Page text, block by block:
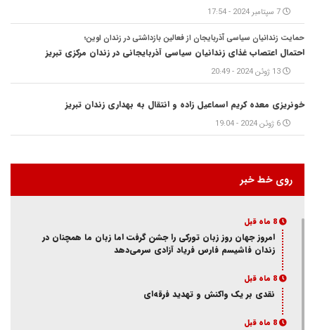
7 سپتامبر 2024 - 17:54
حمایت زندانیان سیاسی آذربایجان از فعالین بازداشتی در زندان اوین؛
احتمال اعتصاب غذای زندانیان سیاسی آذربایجانی در زندان مرکزی تبریز
13 ژوئن 2024 - 20:49
خونریزی معده کریم اسماعیل زاده و انتقال به بهداری زندان تبریز
6 ژوئن 2024 - 19:04
روی خط خبر
8 ماه قبل
امروز جهان روز زبان تورکی را جشن گرفت اما زبان ما همچنان در
زندان فاشیسم فارس فریاد آزادی سر‌می‌دهد
8 ماه قبل
نقدی بر یک واکنش و‌ تهدید فرقه‌ای
8 ماه قبل